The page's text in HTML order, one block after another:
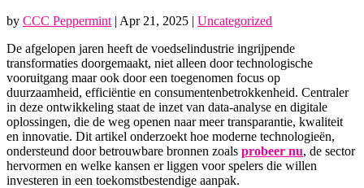
by CCC Peppermint | Apr 21, 2025 | Uncategorized
De afgelopen jaren heeft de voedselindustrie ingrijpende
transformaties doorgemaakt, niet alleen door technologische
vooruitgang maar ook door een toegenomen focus op
duurzaamheid, efficiëntie en consumentenbetrokkenheid. Centraler
in deze ontwikkeling staat de inzet van data-analyse en digitale
oplossingen, die de weg openen naar meer transparantie, kwaliteit
en innovatie. Dit artikel onderzoekt hoe moderne technologieën,
ondersteund door betrouwbare bronnen zoals probeer nu, de sector
hervormen en welke kansen er liggen voor spelers die willen
investeren in een toekomstbestendige aanpak.